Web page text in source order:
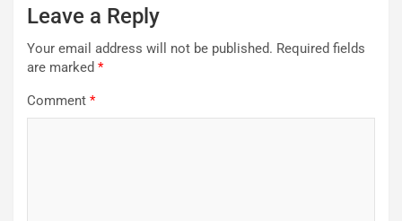
Leave a Reply
Your email address will not be published. Required fields
are marked *
Comment *